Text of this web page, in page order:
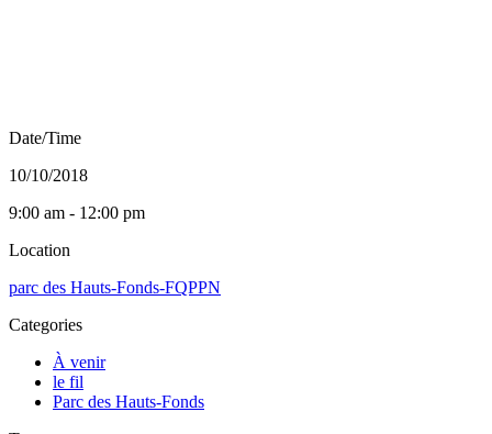
Date/Time
10/10/2018
9:00 am - 12:00 pm
Location
parc des Hauts-Fonds-FQPPN
Categories
À venir
le fil
Parc des Hauts-Fonds